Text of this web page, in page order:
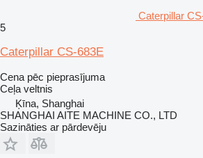
Caterpillar
5
Caterpillar CS-683E
Cena pēc pieprasījuma
Ceļa veltnis
Ķīna, Shanghai
SHANGHAI AITE MACHINE CO., LTD
Sazināties ar pārdevēju